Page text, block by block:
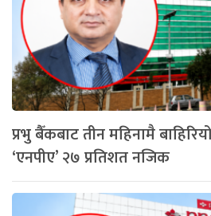
प्रभु बैँकबाट तीन महिनामै
‘एनपीए’ २७ प्रतिशत नजिक